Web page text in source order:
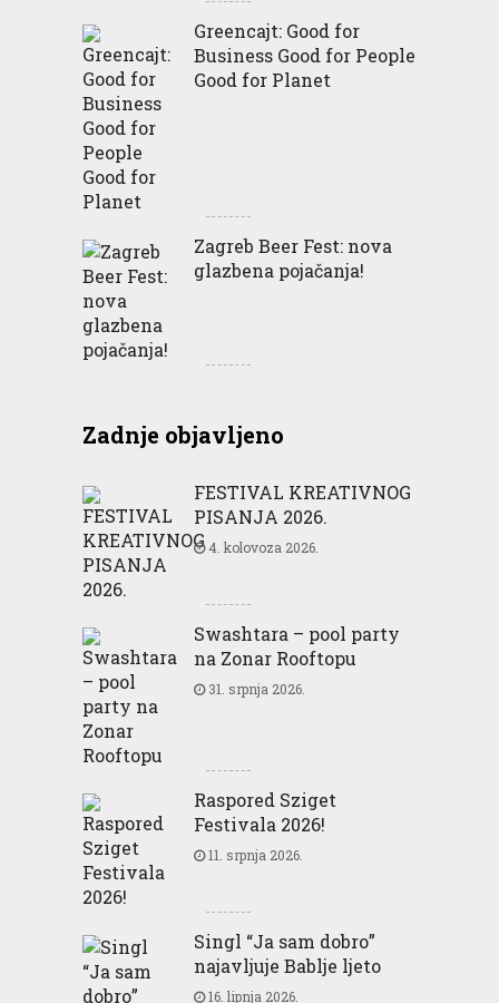
Greencajt: Good for
Business Good for People
Good for Planet
Zagreb Beer Fest: nova
glazbena pojačanja!
Zadnje objavljeno
FESTIVAL KREATIVNOG
PISANJA 2026.
4. kolovoza 2026.
Swashtara – pool party
na Zonar Rooftopu
31. srpnja 2026.
Raspored Sziget
Festivala 2026!
11. srpnja 2026.
Singl “Ja sam dobro”
najavljuje Bablje ljeto
16. lipnja 2026.